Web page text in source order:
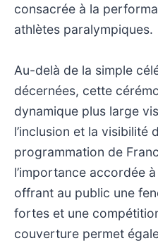
consacrée à la
athlètes paralympiques.
Au-delà de la simple
décernées, cette
dynamique plus large
l’inclusion et la visibilité
programmation de
l’importance accordée
offrant au public une
fortes et une
couverture permet